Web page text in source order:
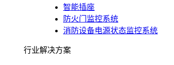
智能插座
防火门监控系统
消防设备电源状态监控系统
行业解决方案